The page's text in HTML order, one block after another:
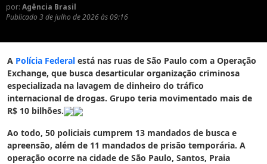
por: Agência Brasil
Publicado 3 de julho de 2026 às 09:16
A Polícia Federal está nas ruas de São Paulo com a Operação
Exchange, que busca desarticular organização criminosa
especializada na lavagem de dinheiro do tráfico
internacional de drogas. Grupo teria movimentado mais de
R$ 10 bilhões.
Ao todo, 50 policiais cumprem 13 mandados de busca e
apreensão, além de 11 mandados de prisão temporária. A
operação ocorre na cidade de São Paulo, Santos, Praia